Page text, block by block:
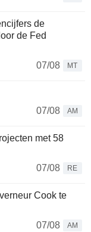
de
de Fed
07/08
MT
07/08
AM
met 58
07/08
RE
Cook te
07/08
AM